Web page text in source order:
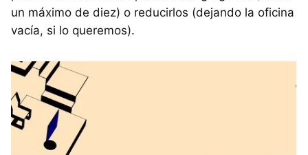
un máximo de diez) o reducirlos (dejando la oficina
vacía, si lo queremos).